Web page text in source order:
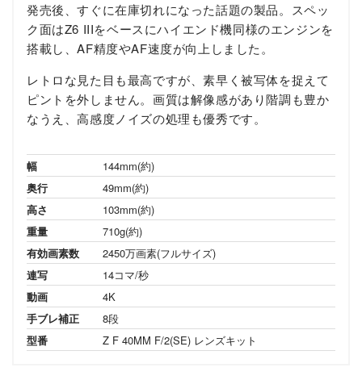
発売後、すぐに在庫切れになった話題の製品。スペッ
ク面はZ6 IIIをベースにハイエンド機同様のエンジンを
搭載し、AF精度やAF速度が向上しました。
レトロな見た目も最高ですが、素早く被写体を捉えて
ピントを外しません。画質は解像感があり階調も豊か
なうえ、高感度ノイズの処理も優秀です。
幅
144mm(約)
奥行
49mm(約)
高さ
103mm(約)
重量
710g(約)
有効画素数
2450万画素(フルサイズ)
連写
14コマ/秒
動画
4K
手ブレ補正
8段
型番
Z F 40MM F/2(SE) レンズキット